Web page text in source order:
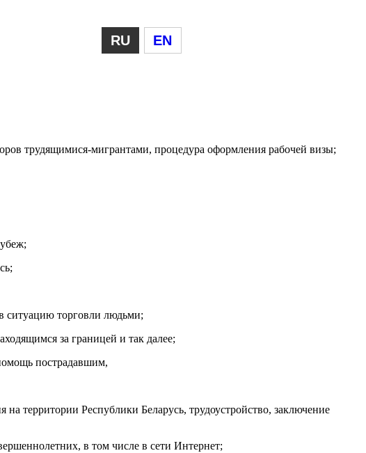
RU EN
трудящимися-мигрантами, процедура оформления рабочей визы;
ситуацию торговли людьми;
за границей и так далее;
пострадавшим,
территории Республики Беларусь, трудоустройство, заключение
в том числе в сети Интернет;